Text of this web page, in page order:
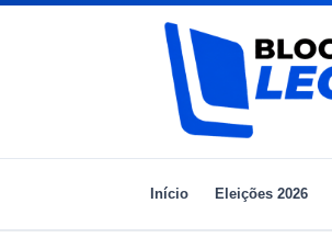
Início Eleições 2026